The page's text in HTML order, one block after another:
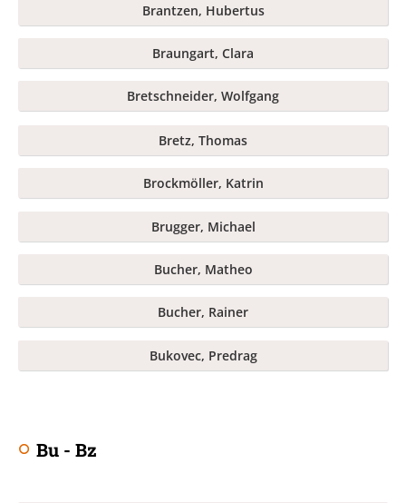
Brantzen, Hubertus
Braungart, Clara
Bretschneider, Wolfgang
Bretz, Thomas
Brockmöller, Katrin
Brugger, Michael
Bucher, Matheo
Bucher, Rainer
Bukovec, Predrag
Bu - Bz